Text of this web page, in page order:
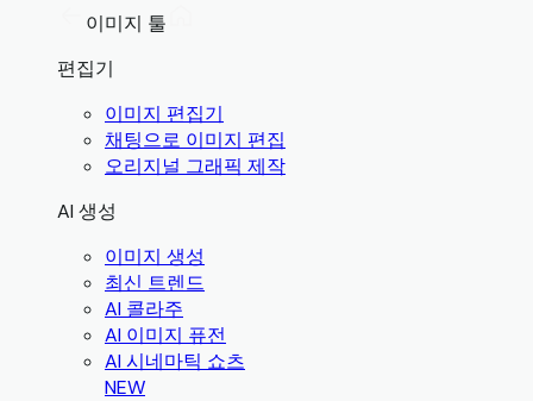
이미지 툴
편집기
이미지 편집기
채팅으로 이미지 편집
오리지널 그래픽 제작
AI 생성
이미지 생성
최신 트렌드
AI 콜라주
AI 이미지 퓨전
AI 시네마틱 쇼츠
NEW